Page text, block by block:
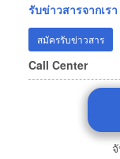
รับข่าวสารจากเรา
สมัครรับข่าวสาร
Call Center